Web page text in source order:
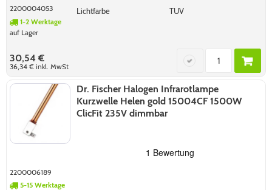
2200004053
1-2 Werktage
auf Lager
Lichtfarbe TUV
30,54 €
36,34 €inkl. MwSt
Dr. Fischer Halogen Infrarotlampe
Kurzwelle Helen gold 15004CF 1500W
ClicFit 235V dimmbar
2200006189
5-15 Werktage